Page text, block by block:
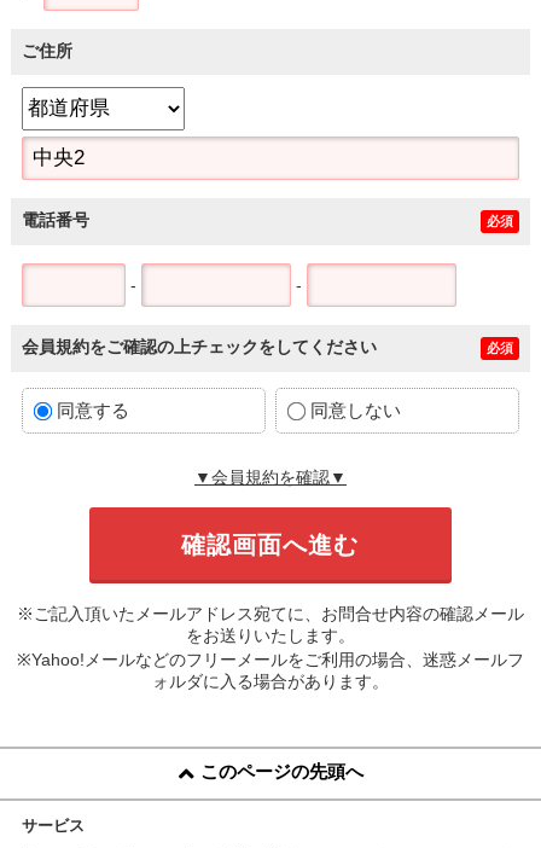
ご住所
電話番号 必須
- -
会員規約をご確認の上チェックをしてください 必須
同意する 同意しない
▼会員規約を確認▼
※ご記入頂いたメールアドレス宛てに、お問合せ内容の確認メール
をお送りいたします。
※Yahoo!メールなどのフリーメールをご利用の場合、迷惑メールフ
ォルダに入る場合があります。
このページの先頭へ
サービス